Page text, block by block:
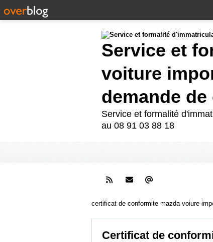
Service et
voiture
demande de
Service et formalité
au 08 91 03 88 18
certificat de conformite mazda voiure
Certificat de